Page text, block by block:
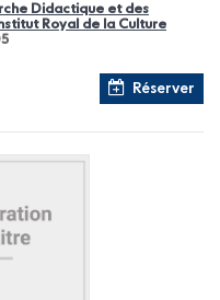
Didactique et des
Royal de la Culture
Réserver